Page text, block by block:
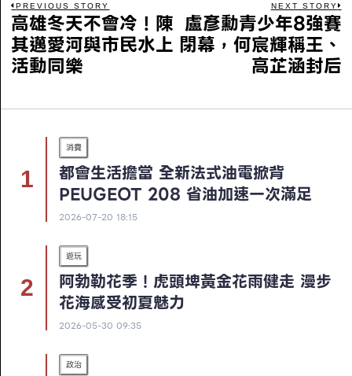
PREVIOUS STORY
高雄冬天不會冷！陳
其邁愛河與市民水上
活動同樂
NEXT STORY
盧彥勳青少年8強賽
閉幕，何宸輝稱王、
高芷涵封后
消費
都會生活擔當 全新法式油電掀背
PEUGEOT 208 省油加速一次滿足
2026-07-20 18:15
遊玩
阿勃勒花季！虎頭埤黃金花雨健走 漫步
花海感受初夏魅力
2026-05-30 09:35
政治